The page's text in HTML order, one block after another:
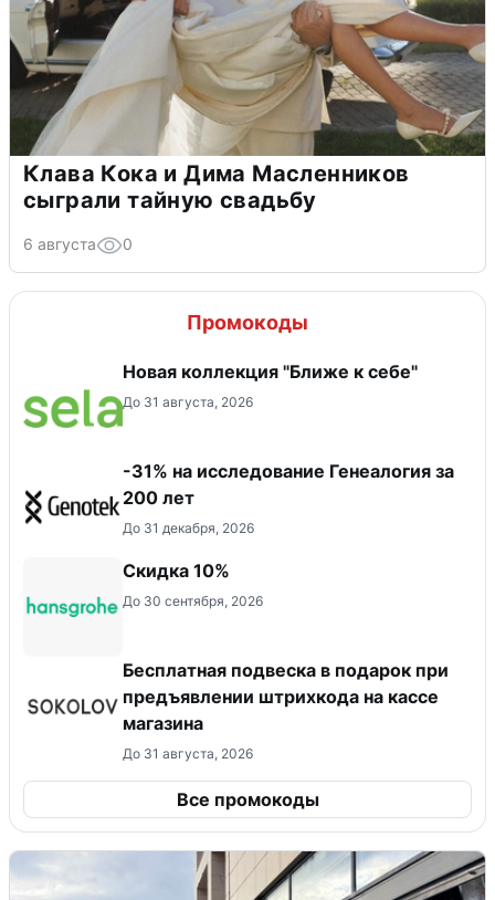
Клава Кока и Дима Масленников
сыграли тайную свадьбу
6 августа 0
Промокоды
Новая коллекция "Ближе к себе"
До 31 августа, 2026
-31% на исследование Генеалогия за
200 лет
До 31 декабря, 2026
Скидка 10%
До 30 сентября, 2026
Бесплатная подвеска в подарок при
предъявлении штрихкода на кассе
магазина
До 31 августа, 2026
Все промокоды